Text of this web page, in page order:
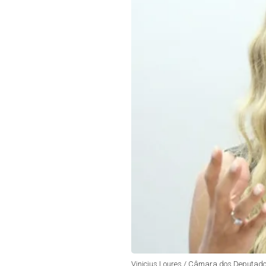
Vinicius Loures / Câmara dos